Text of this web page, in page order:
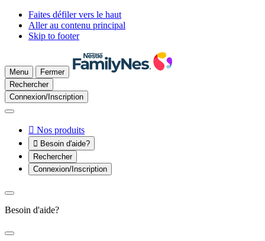
Faites défiler vers le haut
Aller au contenu principal
Skip to footer
Menu
Fermer
Rechercher
Connexion/Inscription
 Nos produits
 Besoin d'aide?
Rechercher
Connexion/Inscription
Besoin d'aide?